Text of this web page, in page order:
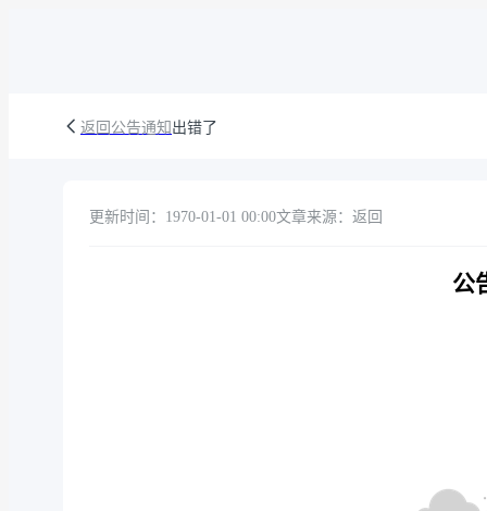
返回公告通知 出错了
更新时间：1970-01-01 00:00文章来源：返回
公